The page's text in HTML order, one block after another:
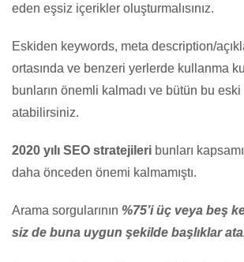
eden eşsiz içerikler oluşturmalısınız.
Eskiden keywords, meta description/
ortasında ve benzeri yerlerde kullanma
bunların önemli kalmadı ve bütün bu
atabilirsiniz.
2020 yılı SEO stratejileri bunları
daha önceden önemi kalmamıştı.
Arama sorgularının %75’i üç veya beş
siz de buna uygun şekilde başlıklar